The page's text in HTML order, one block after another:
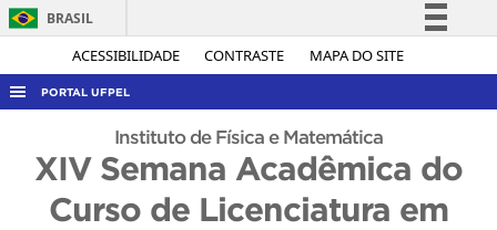
ACESSIBILIDADE CONTRASTE MAPA DO SITE
BRASIL
Simplifique!
Acesso à informação
Legislação
Canais
PORTAL UFPEL
ACESSO À INFORMAÇÃO
AUDITORIA
COBALTO
Instituto de Física e Matemática
XIV Semana Acadêmica do
Curso de Licenciatura em